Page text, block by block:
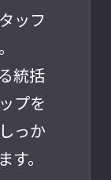
ッフ
統括
プを
っか
。